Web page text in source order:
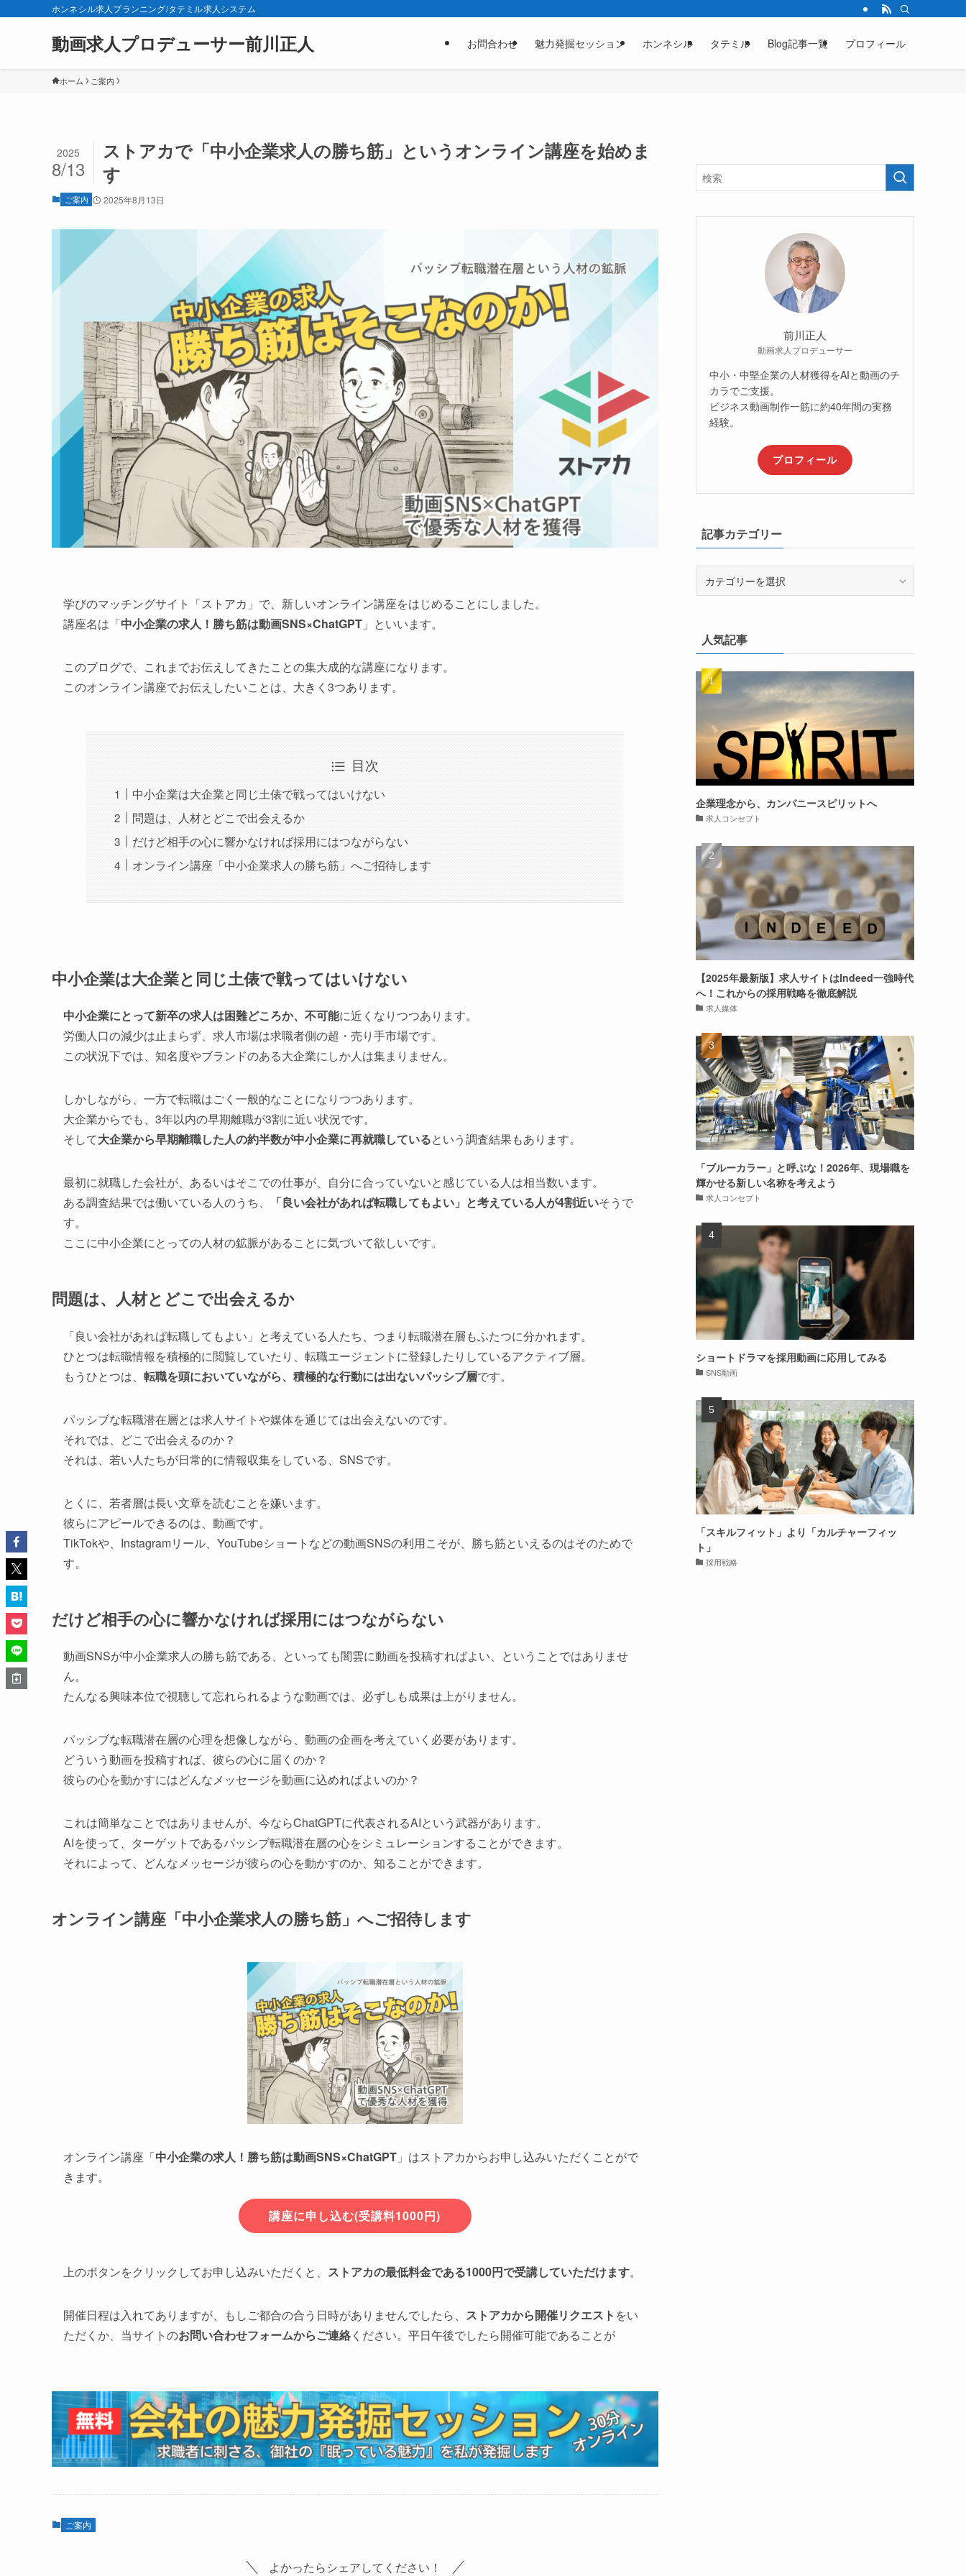
ホンネシル求人プランニング/タテミル求人システム
動画求人プロデューサー前川正人 お問合わせ 魅力発掘セッション ホンネシル タテミル Blog記事一覧 プロフィール
ホーム ご案内
ストアカで「中小企業求人の勝ち筋」というオンライン講座を始めま
す
2025
8/13
ご案内 2025年8月13日
学びのマッチングサイト「ストアカ」で、新しいオンライン講座をはじめることにしました。
講座名は「中小企業の求人！勝ち筋は動画SNS×ChatGPT 」といいます。
このブログで、これまでお伝えしてきたことの集大成的な講座になります。
このオンライン講座でお伝えしたいことは、大きく3つあります。
目次
中小企業は大企業と同じ土俵で戦ってはいけない
問題は、人材とどこで出会えるか
だけど相手の心に響かなければ採用にはつながらない
オンライン講座「中小企業求人の勝ち筋」へご招待します
中小企業は大企業と同じ土俵で戦ってはいけない
中小企業にとって新卒の求人は困難どころか、不可能に近くなりつつあります。
労働人口の減少は止まらず、求人市場は求職者側の超・売り手市場です。
この状況下では、知名度やブランドのある大企業にしか人は集まりません。
しかしながら、一方で転職はごく一般的なことになりつつあります。
大企業からでも、3年以内の早期離職が3割に近い状況です。
そして大企業から早期離職した人の約半数が中小企業に再就職しているという調査結果もあります。
最初に就職した会社が、あるいはそこでの仕事が、自分に合っていないと感じている人は相当数います。
ある調査結果では働いている人のうち、
「良い会社があれば転職してもよい」と考えている人が4割近いそうで
す。
ここに中小企業にとっての人材の鉱脈があることに気づいて欲しいです。
問題は、人材とどこで出会えるか
「良い会社があれば転職してもよい」と考えている人たち、つまり転職潜在層もふたつに分かれます。
ひとつは転職情報を積極的に閲覧していたり、転職エージェントに登録したりしているアクティブ層。
もうひとつは、 転職を頭においていながら、積極的な行動には出ないパッシブ層です。
パッシブな転職潜在層とは求人サイトや媒体を通じては出会えないのです。
それでは、どこで出会えるのか？
それは、若い人たちが日常的に情報収集をしている、SNSです。
とくに、若者層は長い文章を読むことを嫌います。
彼らにアピールできるのは、動画です。
TikTokや、Instagramリール、YouTubeショートなどの動画SNSの利用こそが、勝ち筋といえるのはそのためで
す。
だけど相手の心に響かなければ採用にはつながらない
動画SNSが中小企業求人の勝ち筋である、といっても闇雲に動画を投稿すればよい、ということではありませ
ん。
たんなる興味本位で視聴して忘れられるような動画では、必ずしも成果は上がりません。
パッシブな転職潜在層の心理を想像しながら、動画の企画を考えていく必要があります。
どういう動画を投稿すれば、彼らの心に届くのか？
彼らの心を動かすにはどんなメッセージを動画に込めればよいのか？
これは簡単なことではありませんが、今ならChatGPTに代表されるAIという武器があります。
AIを使って、ターゲットであるパッシブ転職潜在層の心をシミュレーションすることができます。
それによって、どんなメッセージが彼らの心を動かすのか、知ることができます。
オンライン講座「中小企業求人の勝ち筋」へご招待します
オンライン講座「中小企業の求人！勝ち筋は動画SNS×ChatGPT 」はストアカからお申し込みいただくことがで
きます。
講座に申し込む(受講料1000円)
上のボタンをクリックしてお申し込みいただくと、 ストアカの最低料金である1000円で受講していただけます。
開催日程は入れてありますが、もしご都合の合う日時がありませんでしたら、 ストアカから開催リクエスト をい
ただくか、当サイトのお問い合わせフォームからご連絡ください。平日午後でしたら開催可能であることが
ご案内
よかったらシェアしてください！
前川正人
動画求人プロデューサー
中小・中堅企業の人材獲得をAIと動画のチ
カラでご支援。
ビジネス動画制作一筋に約40年間の実務
経験。
プロフィール
記事カテゴリー
リ
ー
人気記事
企業理念から、カンパニースピリットへ
求人コンセプト
【2025年最新版】求人サイトはIndeed一強時代
へ！これからの採用戦略を徹底解説
求人媒体
「ブルーカラー」と呼ぶな！2026年、現場職を
輝かせる新しい名称を考えよう
求人コンセプト
ショートドラマを採用動画に応用してみる
SNS動画
「スキルフィット」より「カルチャーフィッ
ト」
採用戦略